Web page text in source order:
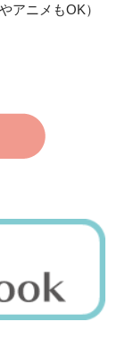
アニメもOK）